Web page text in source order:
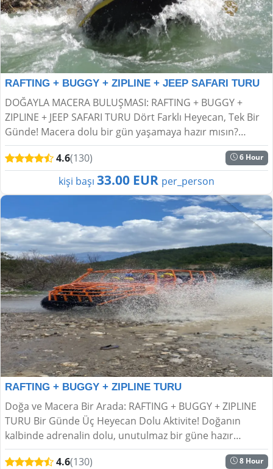
RAFTING + BUGGY + ZIPLINE + JEEP SAFARI TURU
DOĞAYLA MACERA BULUŞMASI: RAFTING + BUGGY +
ZIPLINE + JEEP SAFARI TURU Dört Farklı Heyecan, Tek Bir
Günde! Macera dolu bir gün yaşamaya hazır mısın?
Rafting, Buggy Safari, Zipline ve Jeep Safari’yi bir aray...
4.6(130) 6 Hour
kişi başı 33.00 EUR per_person
RAFTING + BUGGY + ZIPLINE TURU
Doğa ve Macera Bir Arada: RAFTING + BUGGY + ZIPLINE
TURU Bir Günde Üç Heyecan Dolu Aktivite! Doğanın
kalbinde adrenalin dolu, unutulmaz bir güne hazır
mısınız? Sıradan turlar size göre değilse, sizi h...
4.6(130) 8 Hour